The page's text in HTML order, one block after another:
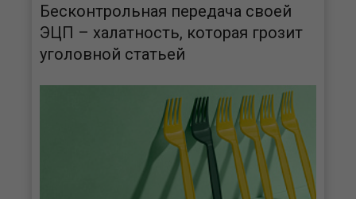
Бесконтрольная передача своей
ЭЦП – халатность, которая грозит
уголовной статьей